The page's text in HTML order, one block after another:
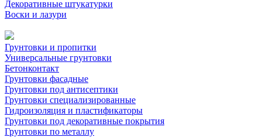
Декоративные штукатурки
Воски и лазури
Грунтовки и пропитки
Универсальные грунтовки
Бетонконтакт
Грунтовки фасадные
Грунтовки под антисептики
Грунтовки специализированные
Гидроизоляция и пластификаторы
Грунтовки под декоративные покрытия
Грунтовки по металлу